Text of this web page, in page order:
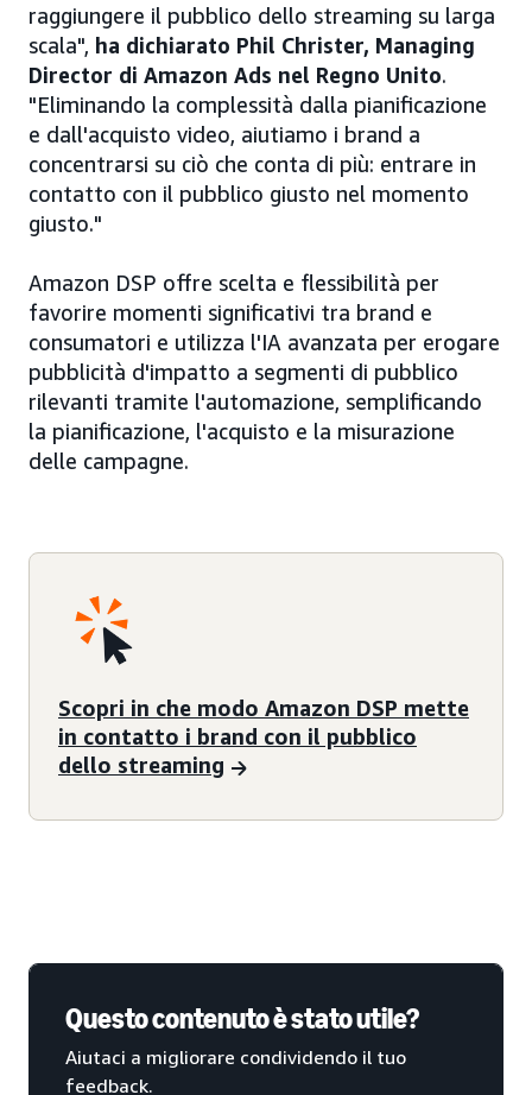
raggiungere il pubblico dello streaming su larga
scala", ha dichiarato Phil Christer, Managing
Director di Amazon Ads nel Regno Unito.
"Eliminando la complessità dalla pianificazione
e dall'acquisto video, aiutiamo i brand a
concentrarsi su ciò che conta di più: entrare in
contatto con il pubblico giusto nel momento
giusto."
Amazon DSP offre scelta e flessibilità per
favorire momenti significativi tra brand e
consumatori e utilizza l'IA avanzata per erogare
pubblicità d'impatto a segmenti di pubblico
rilevanti tramite l'automazione, semplificando
la pianificazione, l'acquisto e la misurazione
delle campagne.
Scopri in che modo Amazon DSP mette
in contatto i brand con il pubblico
dello streaming
Questo contenuto è stato utile?
Aiutaci a migliorare condividendo il tuo
feedback.